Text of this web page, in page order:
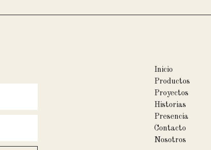
Inicio
Productos
Proyectos
Historias
Presencia
Contacto
Nosotros